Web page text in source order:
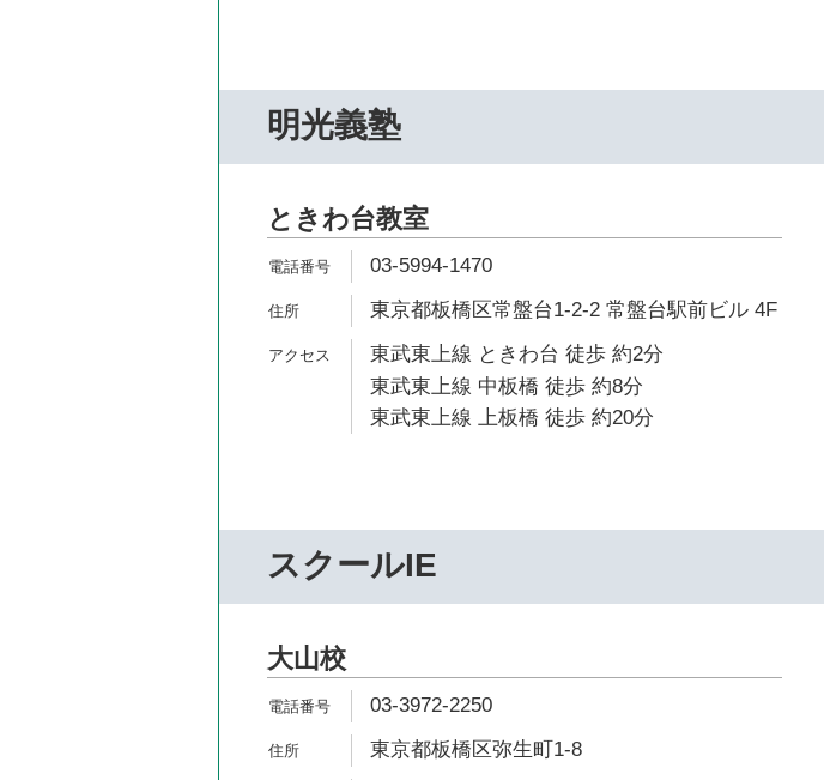
明光義塾
ときわ台教室
03-5994-1470
東京都板橋区常盤台1-2-2 常盤台駅前ビル 4F
東武東上線 ときわ台 徒歩 約2分
東武東上線 中板橋 徒歩 約8分
東武東上線 上板橋 徒歩 約20分
スクールIE
大山校
03-3972-2250
東京都板橋区弥生町1-8